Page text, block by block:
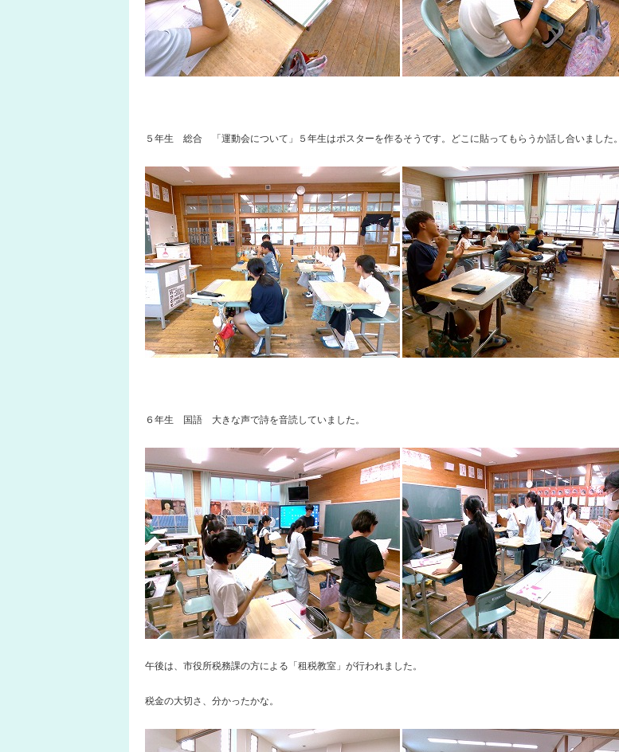
５年生 総合 「運動会について」５年生はポスターを作るそうです。どこに貼ってもらうか話し合いました。
６年生 国語 大きな声で詩を音読していました。
午後は、市役所税務課の方による「租税教室」が行われました。
税金の大切さ、分かったかな。